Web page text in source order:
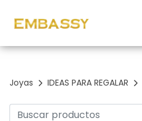
Joyas IDEAS PARA REGALAR